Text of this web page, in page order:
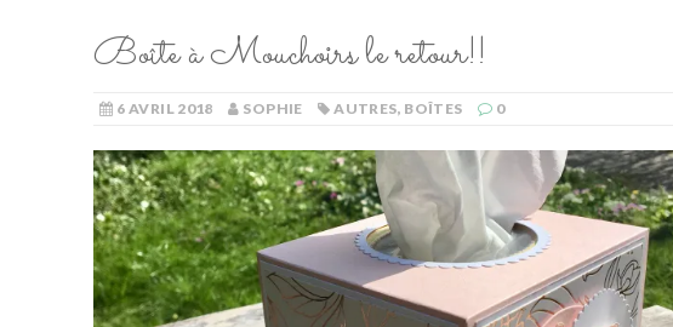
Boîte à Mouchoirs le retour!!
6 AVRIL 2018 SOPHIE AUTRES, BOÎTES 0